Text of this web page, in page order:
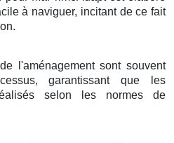
à naviguer, incitant de ce fait
l'aménagement sont souvent
garantissant que les
selon les normes de